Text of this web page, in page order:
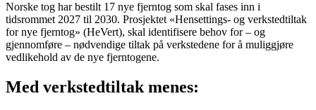
Norske tog har bestilt 17 nye fjerntog som skal fases inn i
tidsrommet 2027 til 2030. Prosjektet «Hensettings- og verkstedtiltak
for nye fjerntog» (HeVert), skal identifisere behov for – og
gjennomføre – nødvendige tiltak på verkstedene for å muliggjøre
vedlikehold av de nye fjerntogene.
Med verkstedtiltak menes: